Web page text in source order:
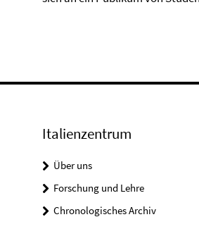
Italienzentrum
Über uns
Forschung und Lehre
Chronologisches Archiv